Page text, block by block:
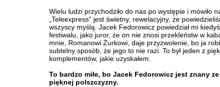
Wielu ludzi przychodziło do nas po występie i mówiło
„Teleexpress” jest świetny, rewelacyjny, że
wszyscy myślą. Jacek Fedorowicz powiedział mi
festiwalu, jako juror, że on nie znosi przekleństw w
mnie, Romanowi Żurkowi, daje przyzwolenie, bo ja
subtelny sposób, że jego to nie razi. To był jeden z
komplementów, jakie uzyskałem.
To bardzo miłe, bo Jacek Fedorowicz jest znany
pięknej polszczyzny.